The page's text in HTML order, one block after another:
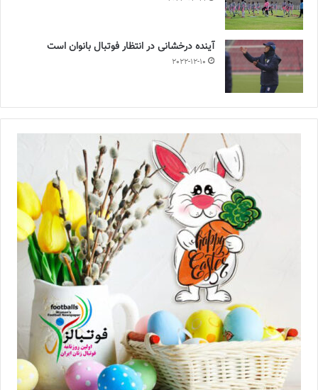
آینده درخشانی در انتظار فوتبال بانوان است
2022-12-10